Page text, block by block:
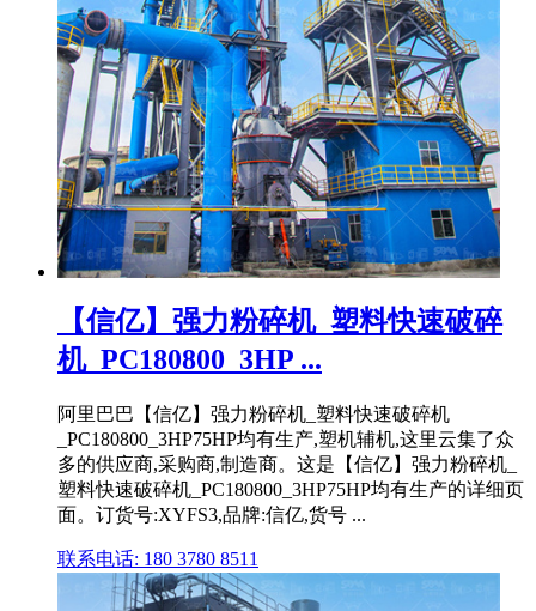
【信亿】强力粉碎机_塑料快速破碎
机_PC180800_3HP ...
阿里巴巴【信亿】强力粉碎机_塑料快速破碎机
_PC180800_3HP75HP均有生产,塑机辅机,这里云集了众
多的供应商,采购商,制造商。这是【信亿】强力粉碎机_
塑料快速破碎机_PC180800_3HP75HP均有生产的详细页
面。订货号:XYFS3,品牌:信亿,货号 ...
联系电话: 180 3780 8511